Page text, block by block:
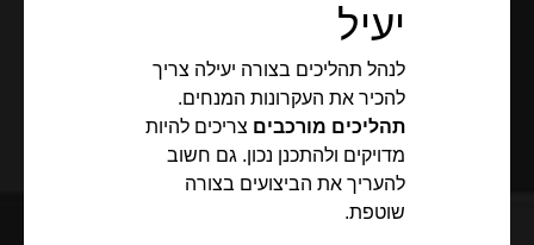
יעיל
לנהל תהליכים בצורה יעילה צריך
להכיר את העקרונות המנחים.
תהליכים מורכבים צריכים להיות
מדויקים ולהתכנן נכון. גם חשוב
להעריך את הביצועים בצורה
שוטפת.